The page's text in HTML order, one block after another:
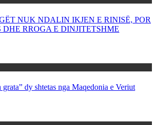
NUK NDALIN IKJEN E RINISË, POR
DHE RROGA E DINJITETSHME
dy shtetas nga Maqedonia e Veriut